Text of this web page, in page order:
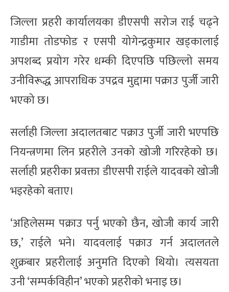
जिल्ला प्रहरी कार्यालयका डीएसपी सरोज राई चढ्ने
गाडीमा तोडफोड र एसपी योगेन्द्रकुमार खड्कालाई
अपशब्द प्रयोग गरेर धम्की दिएपछि पछिल्लो समय
उनीविरूद्ध आपराधिक उपद्रव मुद्दामा पक्राउ पुर्जी जारी
भएको छ।
सर्लाही जिल्ला अदालतबाट पक्राउ पुर्जी जारी भएपछि
नियन्त्रणमा लिन प्रहरीले उनको खोजी गरिरहेको छ।
सर्लाही प्रहरीका प्रवक्ता डीएसपी राईले यादवको खोजी
भइरहेको बताए।
‘अहिलेसम्म पक्राउ पर्नु भएको छैन, खोजी कार्य जारी
छ,’ राईले भने। यादवलाई पक्राउ गर्न अदालतले
शुक्रबार प्रहरीलाई अनुमति दिएको थियो। त्यसयता
उनी ‘सम्पर्कविहीन’ भएको प्रहरीको भनाइ छ।